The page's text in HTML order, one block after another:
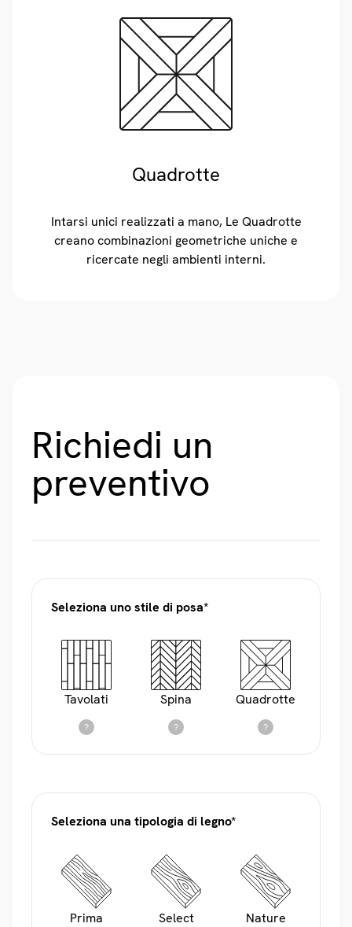
Quadrotte
Intarsi unici realizzati a mano, Le Quadrotte
creano combinazioni geometriche uniche e
ricercate negli ambienti interni.
Richiedi un
preventivo
Seleziona uno stile di posa*
Tavolati
?
Spina
?
Quadrotte
?
Seleziona una tipologia di legno*
Prima
Select Nature